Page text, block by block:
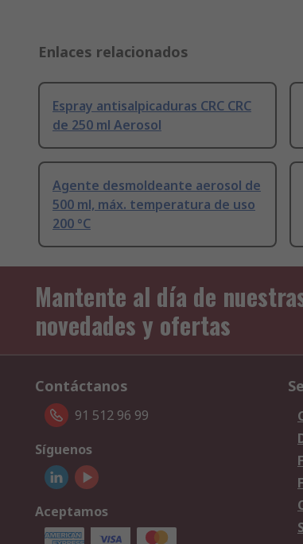
Enlaces relacionados
Espray antisalpicaduras CRC CRC
de 250 ml Aerosol
Agente desmoldeante aerosol de
500 ml, máx. temperatura de uso
200 °C
Mantente al día de
novedades y ofertas
Contáctanos
91 512 96 99
Síguenos
Aceptamos